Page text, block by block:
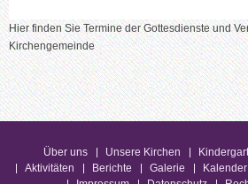
Hier finden Sie Termine der Gottesdienste und
Kirchengemeinde
Über uns Unsere Kirchen
Aktivitäten
Berichte Galerie Kalender